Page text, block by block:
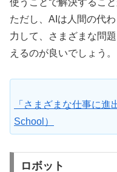
ただし、AIは人間の代
力して、さまざまな問
えるのが良いでしょう。
「さまざまな仕事に
School）
ロボット